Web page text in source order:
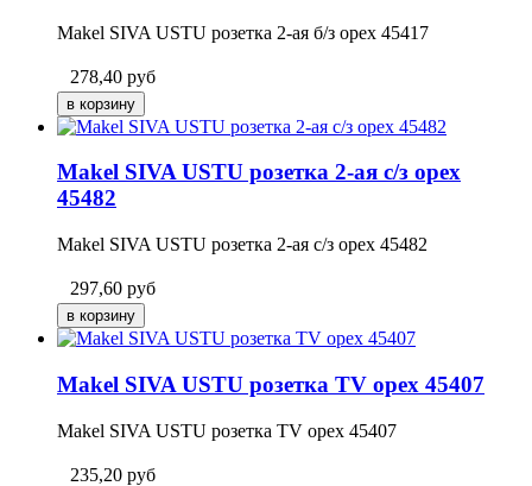
Makel SIVA USTU розетка 2-ая б/з орех 45417
278,40 руб
Makel SIVA USTU розетка 2-ая с/з орех
45482
Makel SIVA USTU розетка 2-ая с/з орех 45482
297,60 руб
Makel SIVA USTU розетка TV орех 45407
Makel SIVA USTU розетка TV орех 45407
235,20 руб